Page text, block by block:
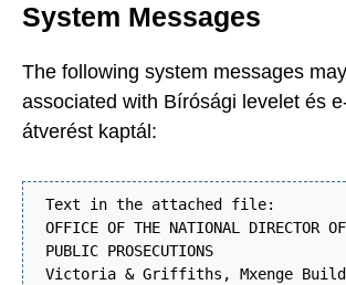
System Messages
The following system messages
associated with Bírósági levelet és
átverést kaptál:
Text in the attached file:
OFFICE OF THE NATIONAL DIRECTOR OF
PUBLIC PROSECUTIONS
Victoria & Griffiths, Mxenge